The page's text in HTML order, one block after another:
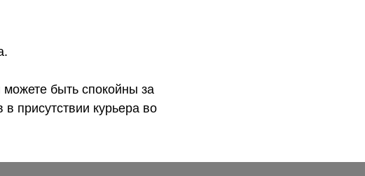
быть спокойны за
присутствии курьера во